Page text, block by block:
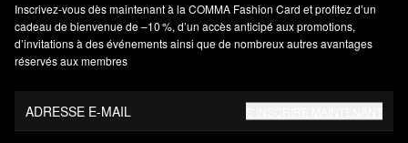
Inscrivez‑vous dès maintenant à la COMMA Fashion Card et profitez d’un
cadeau de bienvenue de –10 %, d’un accès anticipé aux promotions,
d’invitations à des événements ainsi que de nombreux autres avantages
réservés aux membres
ADRESSE E-MAIL